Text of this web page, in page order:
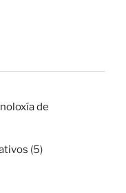
de
(5)